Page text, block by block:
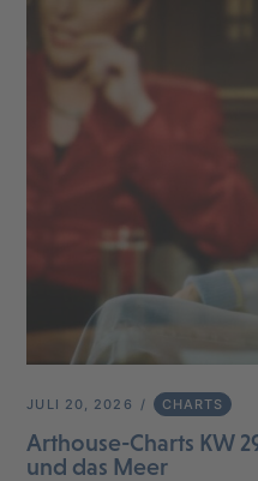
JULI 20, 2026 CHARTS
Arthouse-Charts KW
und das Meer